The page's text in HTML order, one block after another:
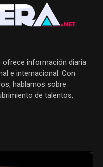
ofrece información diaria
e internacional. Con
hablamos sobre
de talentos,